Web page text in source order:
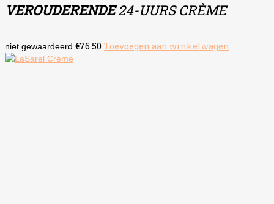
VEROUDERENDE24-UURS CRÈME
niet gewaardeerd €76.50 Toevoegen aan winkelwagen